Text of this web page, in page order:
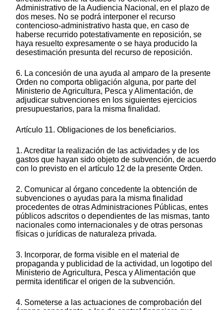
Administrativo de la Audiencia Nacional, en el plazo de
dos meses. No se podrá interponer el recurso
contencioso-administrativo hasta que, en caso de
haberse recurrido potestativamente en reposición, se
haya resuelto expresamente o se haya producido la
desestimación presunta del recurso de reposición.
6. La concesión de una ayuda al amparo de la presente
Orden no comporta obligación alguna, por parte del
Ministerio de Agricultura, Pesca y Alimentación, de
adjudicar subvenciones en los siguientes ejercicios
presupuestarios, para la misma finalidad.
Artículo 11. Obligaciones de los beneficiarios.
1. Acreditar la realización de las actividades y de los
gastos que hayan sido objeto de subvención, de acuerdo
con lo previsto en el artículo 12 de la presente Orden.
2. Comunicar al órgano concedente la obtención de
subvenciones o ayudas para la misma finalidad
procedentes de otras Administraciones Públicas, entes
públicos adscritos o dependientes de las mismas, tanto
nacionales como internacionales y de otras personas
físicas o jurídicas de naturaleza privada.
3. Incorporar, de forma visible en el material de
propaganda y publicidad de la actividad, un logotipo del
Ministerio de Agricultura, Pesca y Alimentación que
permita identificar el origen de la subvención.
4. Someterse a las actuaciones de comprobación del